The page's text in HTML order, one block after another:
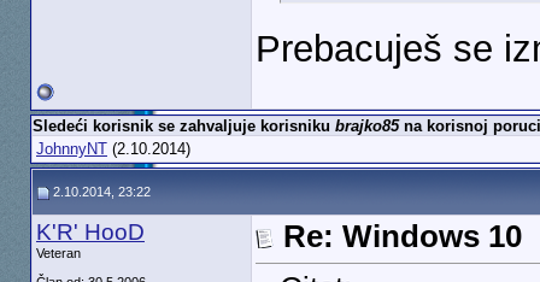
Prebacuješ se
Sledeći korisnik se zahvaljuje korisniku brajko85na korisnoj
JohnnyNT(2.10.2014)
2.10.2014, 23:22
K'R' HooD
Veteran
Re: Windows 10